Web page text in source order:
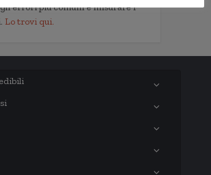
errori più comuni e misurare i
Lo trovi qui.